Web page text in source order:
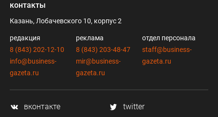
контакты
Казань, Лобачевского 10, корпус 2
редакция
8 (843) 202-12-10
info@business-
gazeta.ru
реклама
8 (843) 203-48-47
mir@business-
gazeta.ru
отдел персонала
staff@business-
gazeta.ru
вконтакте
twitter